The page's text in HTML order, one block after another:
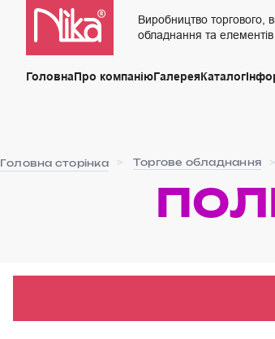
Виробництво торгового,
обладнання та
ГоловнаПро компаніюГалереяКаталог
Головна сторінка Торгове обладнання